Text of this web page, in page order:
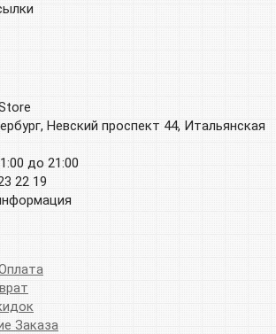
Невский проспект 44, Итальянская
до 21:00
22 19
Заказа